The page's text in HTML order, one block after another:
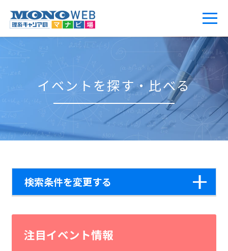
イベントを探す・比べる
検索条件を変更する
注目イベント情報